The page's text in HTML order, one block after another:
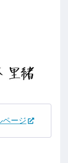
ページ